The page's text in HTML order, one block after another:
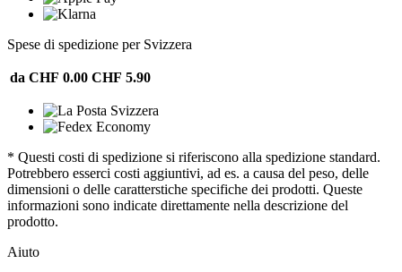
Spese di spedizione per Svizzera
da CHF 0.00 CHF 5.90
* Questi costi di spedizione si riferiscono alla spedizione standard.
Potrebbero esserci costi aggiuntivi, ad es. a causa del peso, delle
dimensioni o delle caratterstiche specifiche dei prodotti. Queste
informazioni sono indicate direttamente nella descrizione del
prodotto.
Aiuto